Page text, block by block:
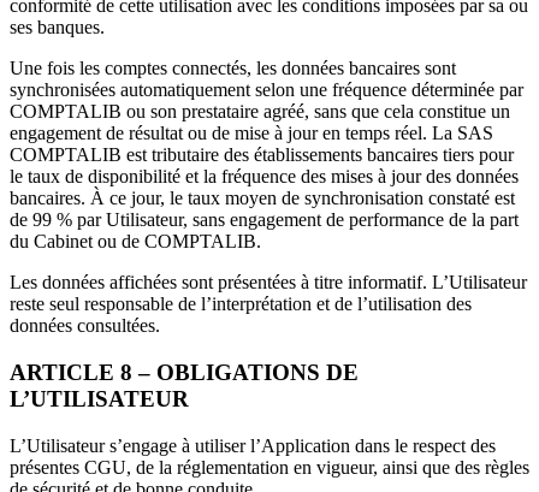
conformité de cette utilisation avec les conditions imposées par sa ou
ses banques.
Une fois les comptes connectés, les données bancaires sont
synchronisées automatiquement selon une fréquence déterminée par
COMPTALIB ou son prestataire agréé, sans que cela constitue un
engagement de résultat ou de mise à jour en temps réel. La SAS
COMPTALIB est tributaire des établissements bancaires tiers pour
le taux de disponibilité et la fréquence des mises à jour des données
bancaires. À ce jour, le taux moyen de synchronisation constaté est
de 99 % par Utilisateur, sans engagement de performance de la part
du Cabinet ou de COMPTALIB.
Les données affichées sont présentées à titre informatif. L’Utilisateur
reste seul responsable de l’interprétation et de l’utilisation des
données consultées.
ARTICLE 8 – OBLIGATIONS DE
L’UTILISATEUR
L’Utilisateur s’engage à utiliser l’Application dans le respect des
présentes CGU, de la réglementation en vigueur, ainsi que des règles